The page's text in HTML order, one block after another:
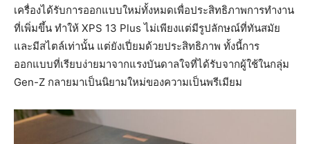
เครื่องได้รับการออกแบบใหม่ทั้งหมดเพื่อประสิทธิภาพการทำงาน
ที่เพิ่มขึ้น ทำให้ XPS 13 Plus ไม่เพียงแต่มีรูปลักษณ์ที่ทันสมัย
และมีสไตล์เท่านั้น แต่ยังเปี่ยมด้วยประสิทธิภาพ ทั้งนี้การ
ออกแบบที่เรียบง่ายมาจากแรงบันดาลใจที่ได้รับจากผู้ใช้ในกลุ่ม
Gen-Z กลายมาเป็นนิยามใหม่ของความเป็นพรีเมียม